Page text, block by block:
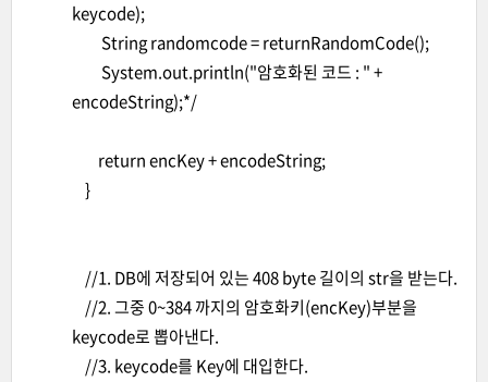
keycode);
String randomcode = returnRandomCode();
System.out.println("암호화된 코드 : " +
encodeString);*/
return encKey + encodeString;
}
//1. DB에 저장되어 있는 408 byte 길이의 str을 받는다.
//2. 그중 0~384 까지의 암호화키(encKey)부분을
keycode로 뽑아낸다.
//3. keycode를 Key에 대입한다.